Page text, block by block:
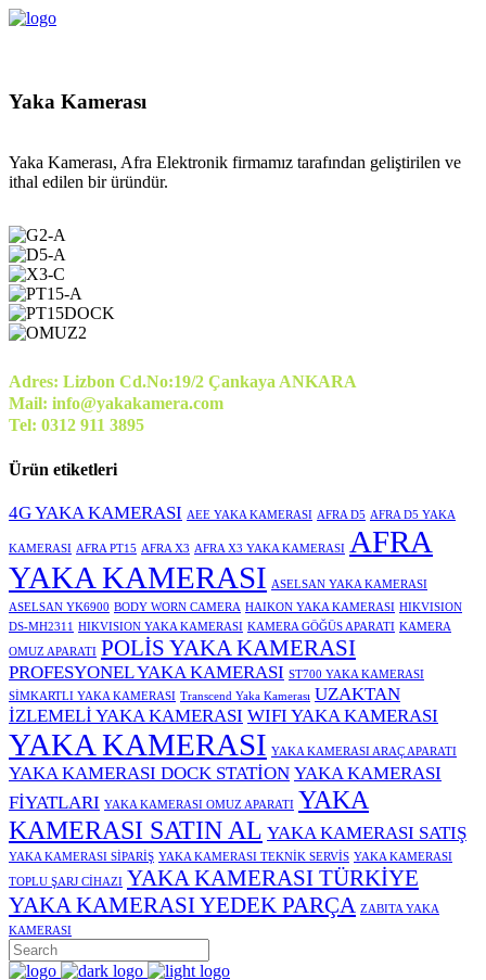
Yaka Kamerası
Yaka Kamerası, Afra Elektronik firmamız tarafından geliştirilen ve
ithal edilen bir üründür.
Adres: Lizbon Cd.No:19/2 Çankaya ANKARA
Mail: info@yakakamera.com
Tel: 0312 911 3895
Ürün etiketleri
4G YAKA KAMERASI AEE YAKA KAMERASI AFRA D5 AFRA D5 YAKA
KAMERASI AFRA PT15 AFRA X3 AFRA X3 YAKA KAMERASI AFRA
YAKA KAMERASI ASELSAN YAKA KAMERASI
ASELSAN YK6900 BODY WORN CAMERA HAIKON YAKA KAMERASI HIKVISION
DS-MH2311
HIKVISION YAKA KAMERASI KAMERA GÖĞÜS APARATI KAMERA
OMUZ APARATI POLİS YAKA KAMERASI
PROFESYONEL YAKA KAMERASI ST700 YAKA KAMERASI
SİMKARTLI YAKA KAMERASI Transcend Yaka Kamerası UZAKTAN
İZLEMELİ YAKA KAMERASI WIFI YAKA KAMERASI
YAKA KAMERASI YAKA KAMERASI ARAÇ APARATI
YAKA KAMERASI DOCK STATİON YAKA KAMERASI
FİYATLARI YAKA KAMERASI OMUZ APARATI YAKA
KAMERASI SATIN AL YAKA KAMERASI SATIŞ
YAKA KAMERASI SİPARİŞ YAKA KAMERASI TEKNİK SERVİS YAKA KAMERASI
TOPLU ŞARJ CİHAZI YAKA KAMERASI TÜRKİYE
YAKA KAMERASI YEDEK PARÇA ZABITA YAKA
KAMERASI